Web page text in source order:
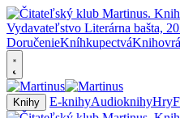
DoručenieKníhkupectvá
Knihy E-knihyAudioknihyHry